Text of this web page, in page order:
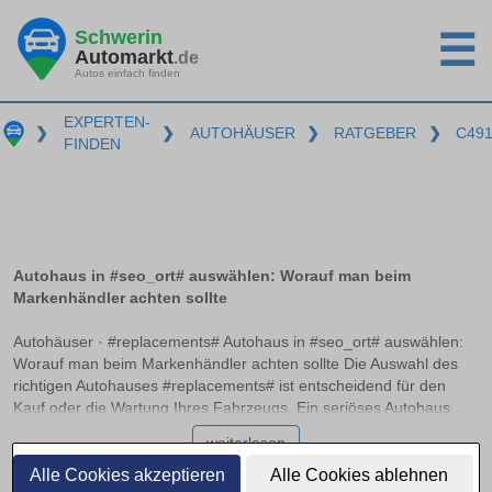
Alle Cookies akzeptieren Alle Cookies ablehnen
Schwerin
Automarkt.de
Autos einfach finden ☰
❯
EXPERTEN-
FINDEN
❯ AUTOHÄUSER ❯ RATGEBER ❯
Autohaus in #seo_ort# auswählen: Worauf man beim
Markenhändler achten sollte
Autohäuser · #replacements# Autohaus in #seo_ort# auswählen:
Worauf man beim Markenhändler achten sollte Die Auswahl des
richtigen Autohauses #replacements# ist entscheidend für den
Kauf oder die Wartung Ihres Fahrzeugs. Ein seriöses Autohaus
zeichnet sich durch Transparenz, Fachkompetenz und
Zuverlässigkeit aus. Doch wie unterscheidet man zwischen einem
Vertragshändler, autorisierten Servicepartnern und freien
weiterlesen